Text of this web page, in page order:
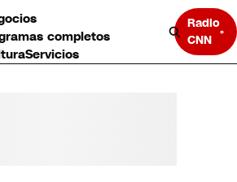
completos
Servicios
Radio
CNN